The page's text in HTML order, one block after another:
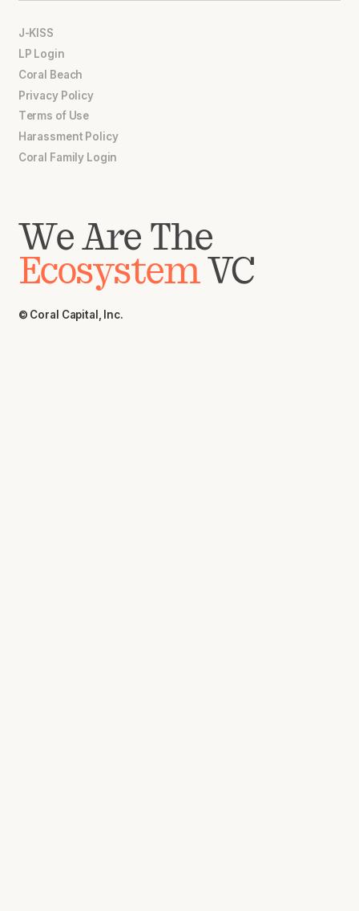
J-KISS
LP Login
Coral Beach
Privacy Policy
Terms of Use
Harassment Policy
Coral Family Login
We Are The
EcosystemVC
© Coral Capital, Inc.